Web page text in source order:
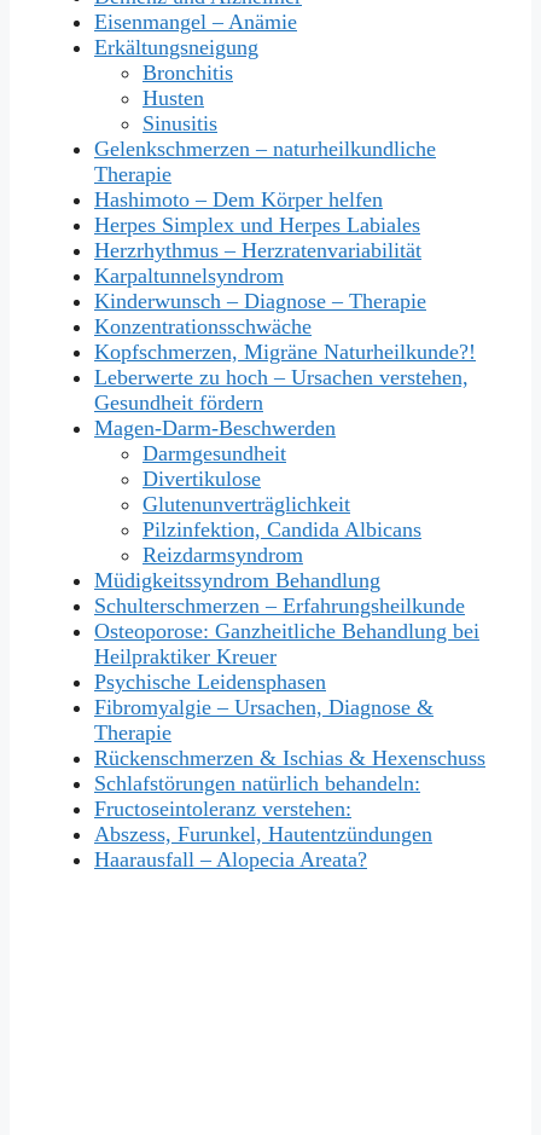
Eisenmangel – Anämie
Erkältungsneigung
Bronchitis
Husten
Sinusitis
Gelenkschmerzen – naturheilkundliche
Therapie
Hashimoto – Dem Körper helfen
Herpes Simplex und Herpes Labiales
Herzrhythmus – Herzratenvariabilität
Karpaltunnelsyndrom
Kinderwunsch – Diagnose – Therapie
Konzentrationsschwäche
Kopfschmerzen, Migräne Naturheilkunde?!
Leberwerte zu hoch – Ursachen verstehen,
Gesundheit fördern
Magen-Darm-Beschwerden
Darmgesundheit
Divertikulose
Glutenunverträglichkeit
Pilzinfektion, Candida Albicans
Reizdarmsyndrom
Müdigkeitssyndrom Behandlung
Schulterschmerzen – Erfahrungsheilkunde
Osteoporose: Ganzheitliche Behandlung bei
Heilpraktiker Kreuer
Psychische Leidensphasen
Fibromyalgie – Ursachen, Diagnose &
Therapie
Rückenschmerzen & Ischias & Hexenschuss
Schlafstörungen natürlich behandeln:
Fructoseintoleranz verstehen:
Abszess, Furunkel, Hautentzündungen
Haarausfall – Alopecia Areata?